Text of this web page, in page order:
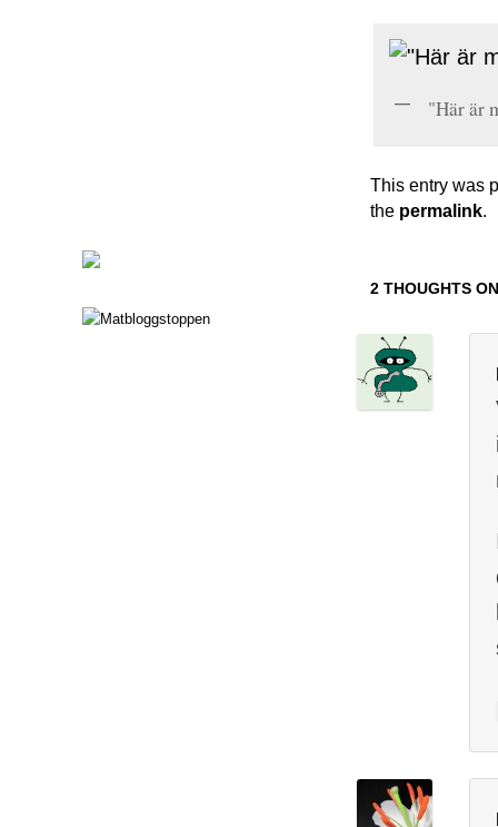
"Här är
This entry was
the permalink.
2 THOUGHTS